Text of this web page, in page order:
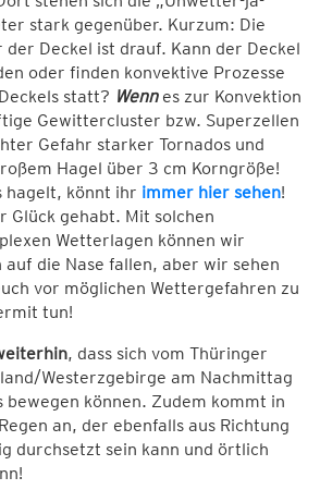
stark gegenüber. Kurzum: Die
der Deckel ist drauf. Kann der Deckel
oder finden konvektive Prozesse
statt? Wennes zur Konvektion
Gewittercluster bzw. Superzellen
Gefahr starker Tornados und
Hagel über 3 cm Korngröße!
hagelt, könnt ihr immer hier sehen!
Glück gehabt. Mit solchen
Wetterlagen können wir
die Nase fallen, aber wir sehen
vor möglichen Wettergefahren zu
tun!
, dass sich vom Thüringer
Westerzgebirge am Nachmittag
können. Zudem kommt in
an, der ebenfalls aus Richtung
durchsetzt sein kann und örtlich